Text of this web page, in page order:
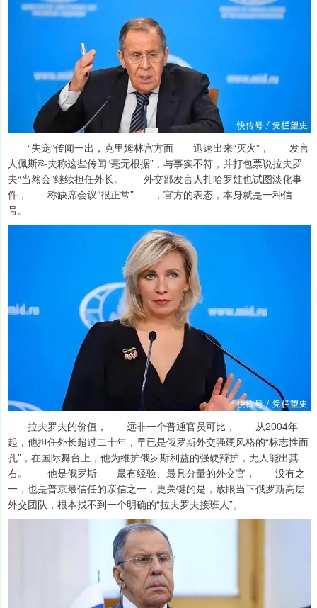
“失宠”传闻一出，克里姆林宫方面 迅速出来“灭火”， 发言
人佩斯科夫称这些传闻“毫无根据”，与事实不符，并打包票说拉夫罗
夫“当然会”继续担任外长。 外交部发言人扎哈罗娃也试图淡化事
件， 称缺席会议“很正常” ，官方的表态，本身就是一种信
号。
拉夫罗夫的价值， 远非一个普通官员可比， 从2004年
起，他担任外长超过二十年，早已是俄罗斯外交强硬风格的“标志性面
孔”，在国际舞台上，他为维护俄罗斯利益的强硬辩护，无人能出其
右。 他是俄罗斯 最有经验、最具分量的外交官， 没有之
一，也是普京最信任的亲信之一，更关键的是，放眼当下俄罗斯高层
外交团队，根本找不到一个明确的“拉夫罗夫接班人”。